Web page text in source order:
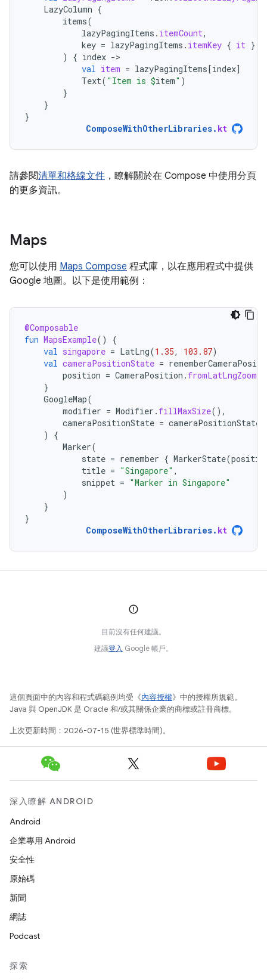
LazyColumn {
items(
lazyPagingItems . itemCount,
key = lazyPagingItems . itemKey { it }
)
{ index -
val item = lazyPagingItems[index]
Text( "Item is $item" )
}
}
}
ComposeWithOtherLibraries. kt
請參閱清單和格線文件 ，瞭解關於在 Compose 中使用分頁
的更多資訊。
Maps
您可以使用 Maps Compose 程式庫，以在應用程式中提供
Google 地圖。以下是使用範例：
@Composable
fun MapsExample()
{
val singapore = LatLng(1.35, 103.87)
val cameraPositionState =
position = CameraPosition . fromLatLngZoom
}
GoogleMap(
modifier = Modifier . fillMaxSize(),
cameraPositionState = cameraPositionState
)
{
Marker(
state = remember { MarkerState(
title = "Singapore" ,
snippet = "Marker in Singapore"
)
}
}
ComposeWithOtherLibraries. kt
目前沒有任何建議。
建議登入 Google 帳戶。
這個頁面中的內容和程式碼範例均受《內容授權》中的授權所規範。
Java 與 OpenJDK 是 Oracle 和/或其關係企業的商標或註冊商標。
上次更新時間：2026-07-15 (世界標準時間)。
深入瞭解 ANDROID
Android
企業專用 Android
安全性
原始碼
新聞
網誌
Podcast
探索